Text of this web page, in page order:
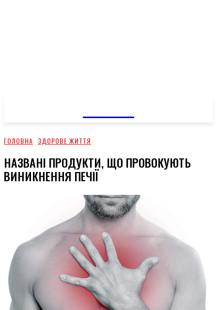
ГОЛОВНА ЗДОРОВЕ ЖИТТЯ
НАЗВАНІ ПРОДУКТИ, ЩО ПРОВОКУЮТЬ
ВИНИКНЕННЯ ПЕЧІЇ